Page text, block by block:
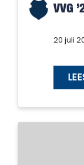
VVG
20 juli